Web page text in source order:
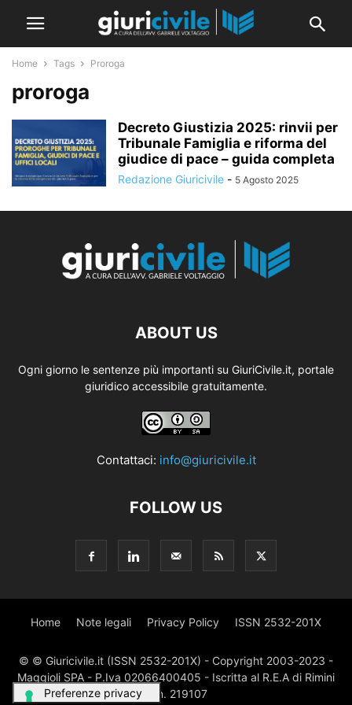
Home Tags Proroga
proroga
Decreto Giustizia 2025: rinvii per
Tribunale Famiglia e riforma del
giudice di pace – guida completa
Redazione Giuricivile - 5 Agosto 2025
ABOUT US
Ogni giorno le sentenze più importanti su GiuriCivile.it, portale
giuridico accessibile gratuitamente.
Contattaci: info@giuricivile.it
FOLLOW US
Home Note legali Privacy Policy ISSN 2532-201X
© © Giuricivile.it (ISSN 2532-201X) - Copyright 2003-2023 -
Maggioli SPA - P.Iva 02066400405 - Iscritta al R.E.A di Rimini
al n. 219107